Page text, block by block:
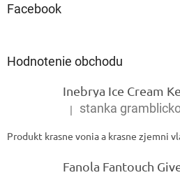
Facebook
Hodnotenie obchodu
Hodnotenie produktu je 5
| stanka
Produkt krasne vonia a krasne zjemni